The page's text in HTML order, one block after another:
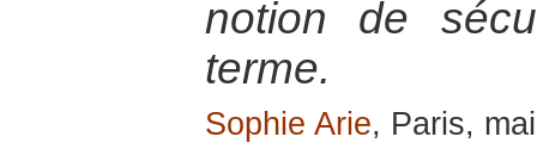
notion de
terme.
Sophie Arie, Paris,